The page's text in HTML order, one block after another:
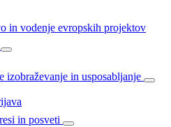
in vodenje evropskih projektov
izobraževanje in usposabljanje
in posveti